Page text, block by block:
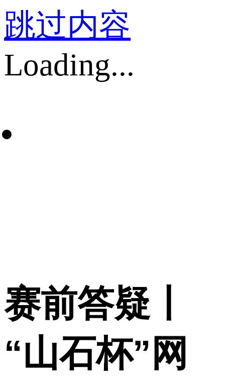
跳过内容
Loading...
赛前答疑丨
“山石杯”网